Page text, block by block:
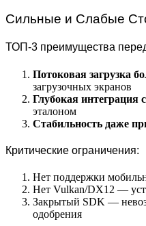
Сильные и Слабые
ТОП-3 преимущества
Потоковая загрузка
загрузочных экранов
Глубокая интеграция
эталоном
Стабильность даже
Критические ограничения:
Нет поддержки
Нет Vulkan/DX12 —
Закрытый SDK —
одобрения